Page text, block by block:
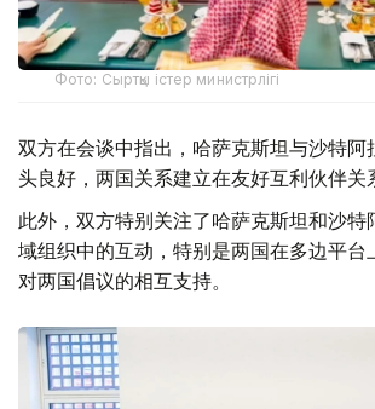
Фото: Сыртқы істер министрлігі
双方在会谈中指出，哈萨克斯坦与沙特阿
头良好，两国关系建立在友好互利伙伴关
此外，双方特别关注了哈萨克斯坦和沙特
域组织中的互动，特别是两国在多边平台
对两国倡议的相互支持。